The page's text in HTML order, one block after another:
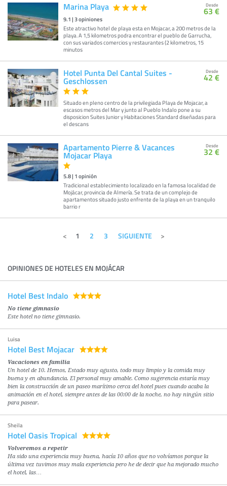
Marina Playa
9.1|3opiniones
Este atractivo hotel de playa esta en Mojacar, a 200 metros de la
playa. A 1,5 kilometros podra encontrar el pueblo de Garrucha,
con sus variados comercios y restaurantes (2 kilometros, 15
minutos
Desde
63 €
Hotel Punta Del Cantal Suites -
Geschlossen
Situado en pleno centro de la privilegiada Playa de Mojacar, a
escasos metros del Mar y junto al Pueblo Indalo pone a su
disposicion Suites Junior y Habitaciones Standard diseñadas para
el descans
Desde
42 €
Apartamento Pierre & Vacances
Mojacar Playa
5.8| 1opinión
Tradicional establecimiento localizado en la famosa localidad de
Mojácar, provincia de Almería. Se trata de un complejo de
apartamentos situado justo enfrente de la playa en un tranquilo
barrio r
Desde
32 €
1 2 3 SIGUIENTE
OPINIONES DE HOTELES EN MOJÁCAR
Hotel Best Indalo
No tiene gimnasio
Este hotel no tiene gimnasio.
Luisa
Hotel Best Mojacar
Vacaciones en familia
Un hotel de 10. Hemos, Estado muy agusto, todo muy limpio y la comida muy
buena y en abundancia. El personal muy amable. Como sugerencia estaría muy
bien la construcción de un paseo marítimo cerca del hotel pues cuando acaba la
animación en el hotel, siempre antes de las 00:00 de la noche, no hay ningún sitio
para pasear.
Sheila
Hotel Oasis Tropical
Volveremos a repetir
Ha sido una experiencia muy buena, hacía 10 años que no volvíamos porque la
última vez tuvimos muy mala experiencia pero he de decir que ha mejorado mucho
el hotel, las…